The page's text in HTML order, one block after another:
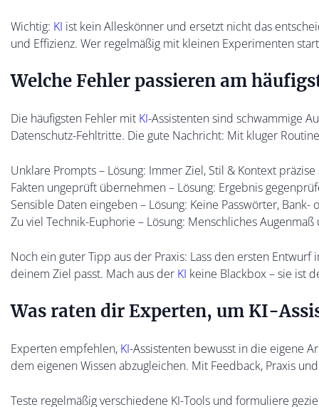
Wichtig: KI ist kein Alleskönner und ersetzt nicht das
und Effizienz. Wer regelmäßig mit kleinen Experimenten
Welche Fehler passieren am
Die häufigsten Fehler mit KI-Assistenten sind schwammige
Datenschutz-Fehltritte. Die gute Nachricht: Mit kluger
Unklare Prompts – Lösung: Immer Ziel, Stil & Kontext
Fakten ungeprüft übernehmen – Lösung: Ergebnis
Sensible Daten eingeben – Lösung: Keine Passwörter,
Zu viel Technik-Euphorie – Lösung: Menschliches
Noch ein guter Tipp aus der Praxis: Lass den ersten
deinem Ziel passt. Mach aus der KI keine Blackbox – sie ist
Was raten dir Experten, um KI-
Experten empfehlen, KI-Assistenten bewusst in die eigene
dem eigenen Wissen abzugleichen. Mit Feedback, Praxis
Teste regelmäßig verschiedene KI-Tools und formuliere